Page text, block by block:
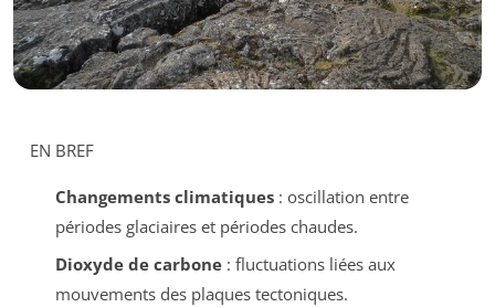
EN BREF
Changements climatiques: oscillation entre
périodes glaciaires et périodes chaudes.
Dioxyde de carbone: fluctuations liées aux
mouvements des plaques tectoniques.